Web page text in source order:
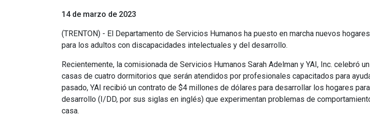
14 de marzo de 2023
(TRENTON) - El Departamento de Servicios Humanos ha puesto en marcha nuevos
para los adultos con discapacidades intelectuales y del desarrollo.
Recientemente, la comisionada de Servicios Humanos Sarah Adelman y YAI, Inc. celebró
casas de cuatro dormitorios que serán atendidos por profesionales capacitados para
pasado, YAI recibió un contrato de $4 millones de dólares para desarrollar los hogares
desarrollo (I/DD, por sus siglas en inglés) que experimentan problemas de
casa.